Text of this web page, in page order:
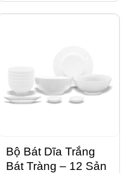
Bộ Bát Dĩa Trắng
Bát Tràng – 12 Sản